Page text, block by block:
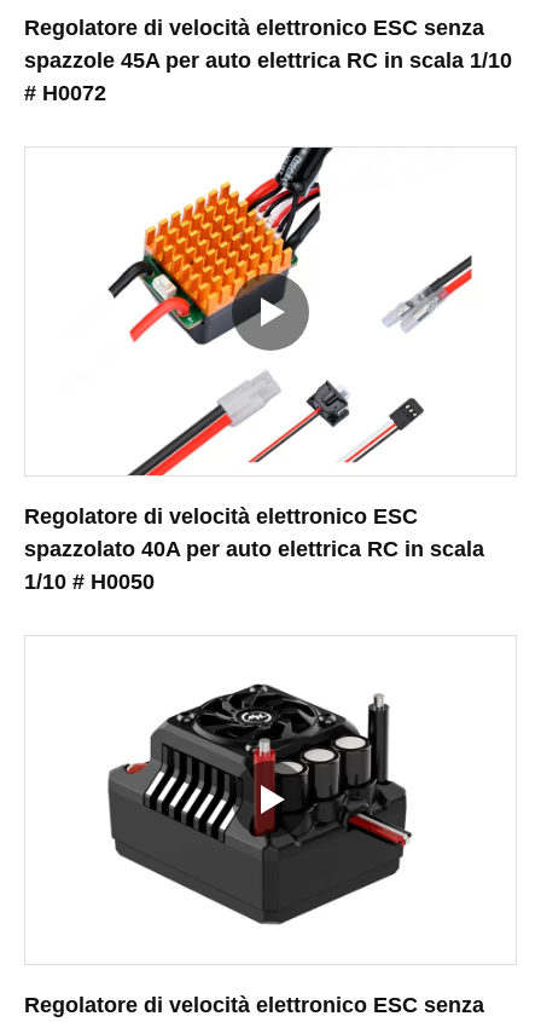
Regolatore di velocità elettronico ESC senza
spazzole 45A per auto elettrica RC in scala 1/10
# H0072
Regolatore di velocità elettronico ESC
spazzolato 40A per auto elettrica RC in scala
1/10 # H0050
Regolatore di velocità elettronico ESC senza